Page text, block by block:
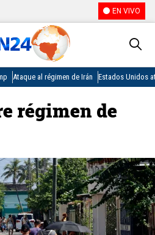
EN VIVO
Ataque al régimen de Irán Estados Unidos
régimen de